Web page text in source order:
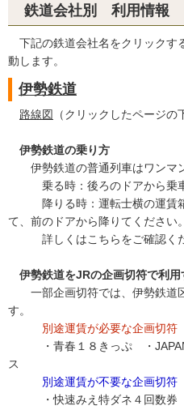
鉄道会社別 利用情報
下記の鉄道会社名をクリックす
動します。
伊勢鉄道
路線図 （クリックしたページ
伊勢鉄道の乗り方
伊勢鉄道の普通列車はワンマン
乗る時：後ろのドアから乗車
降りる時：運転士横の運賃箱
て、前のドアから降りてください。
詳しくはこちらをご確認
伊勢鉄道をJRの企画切符で利用
一部企画切符では、伊勢鉄道
す。
別途運賃が必要な企画切符
・青春１８きっぷ ・JAPAN
ス
別途運賃が不要な企画切符
・快速みえ特ダネ４回数券